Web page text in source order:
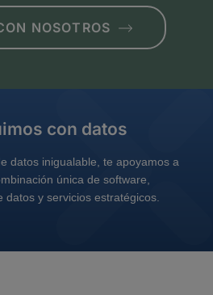
NOSOTROS
con datos
datos inigualable, te apoyamos a
única de software,
datos y servicios estratégicos.